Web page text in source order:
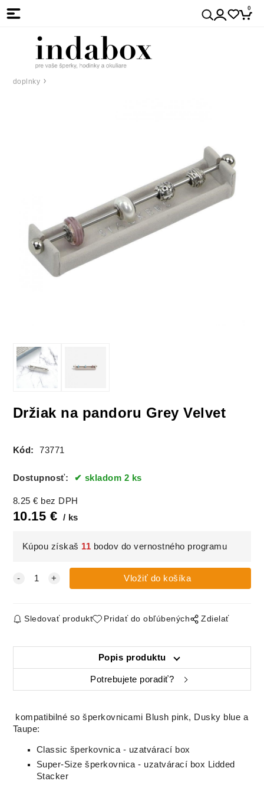
0
doplnky
Držiak na pandoru Grey Velvet
Kód: 73771
Dostupnosť: skladom 2 ks
8.25 € bez DPH
10.15 € ks
Kúpou získaš 11 bodov do vernostného programu
Sledovať produkt Pridať do obľúbených Zdielať
Popis produktu
Potrebujete poradiť?
kompatibilné so šperkovnicami Blush pink, Dusky blue a
Taupe:
Classic šperkovnica - uzatvárací box
Super-Size šperkovnica - uzatvárací box Lidded
Stacker